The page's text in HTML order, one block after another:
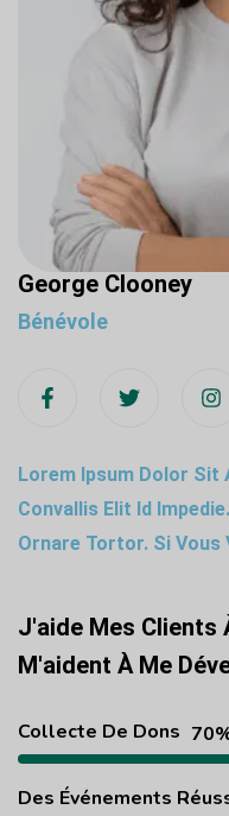
George Clooney
Bénévole
Lorem Ipsum Dolor Sit
Convallis Elit Id
Ornare Tortor. Si Vous
J'aide Mes Clients
M'aident À Me
Collecte De Dons
Des Événements